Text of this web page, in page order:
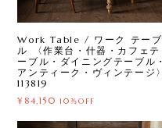
Work Table / ワーク テーブ
ル 〈作業台・什器・カフェテ
ーブル・ダイニングテーブル・
アンティーク・ヴィンテージ〉
113819
¥84,150 10%OFF